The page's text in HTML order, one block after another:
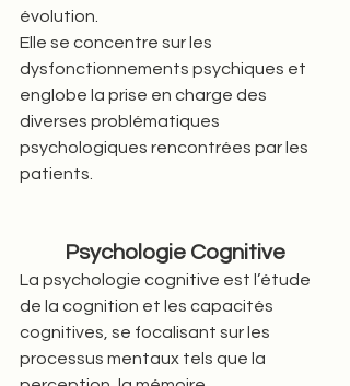
évolution.
Elle se concentre sur les
dysfonctionnements psychiques et
englobe la prise en charge des
diverses problématiques
psychologiques rencontrées par les
patients.
Psychologie Cognitive
La psychologie cognitive est l’étude
de la cognition et les capacités
cognitives, se focalisant sur les
processus mentaux tels que la